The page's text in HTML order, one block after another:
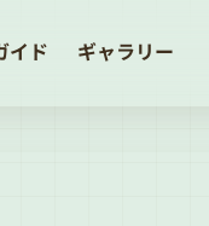
イド ギャラリー